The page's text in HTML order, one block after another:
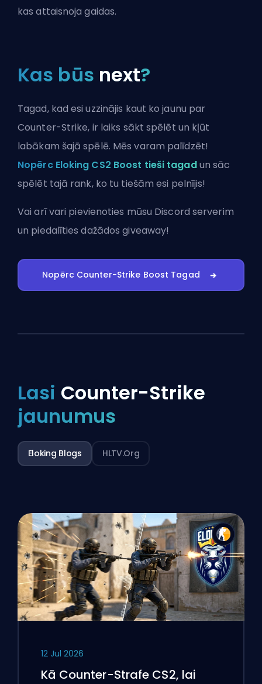
kas attaisnoja gaidas.
Kas būs next?
Tagad, kad esi uzzinājis kaut ko jaunu par
Counter-Strike, ir laiks sākt spēlēt un kļūt
labākam šajā spēlē. Mēs varam palīdzēt!
Nopērc Eloking CS2 Boost tieši tagadun sāc
spēlēt tajā rank, ko tu tiešām esi pelnījis!
Vai arī vari pievienoties mūsu Discord serverim
un piedalīties dažādos giveaway!
Nopērc Counter-Strike Boost Tagad
Lasi Counter-Strike
jaunumus
Eloking Blogs HLTV.org
12 Jul 2026
Kā Counter-Strafe CS2, lai